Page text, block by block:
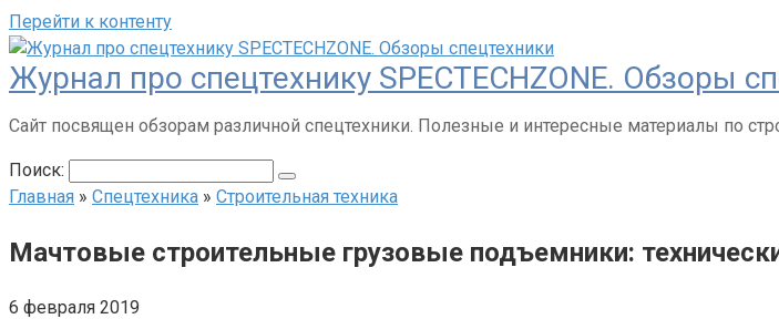
Перейти к контенту
Журнал про спецтехнику SPECTECHZONE. Обзоры
Сайт посвящен обзорам различной спецтехники. Полезные и интересные материалы по
Поиск:
Главная » Спецтехника » Строительная техника
Мачтовые строительные грузовые подъемники:
6 февраля 2019